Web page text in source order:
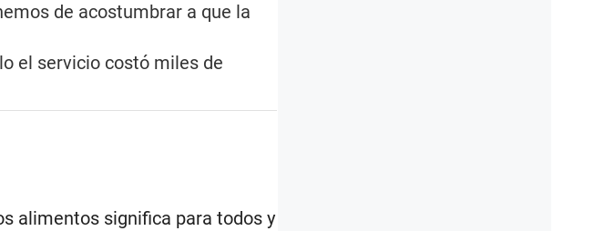
de acostumbrar a que la
el servicio costó miles de
alimentos significa para todos y